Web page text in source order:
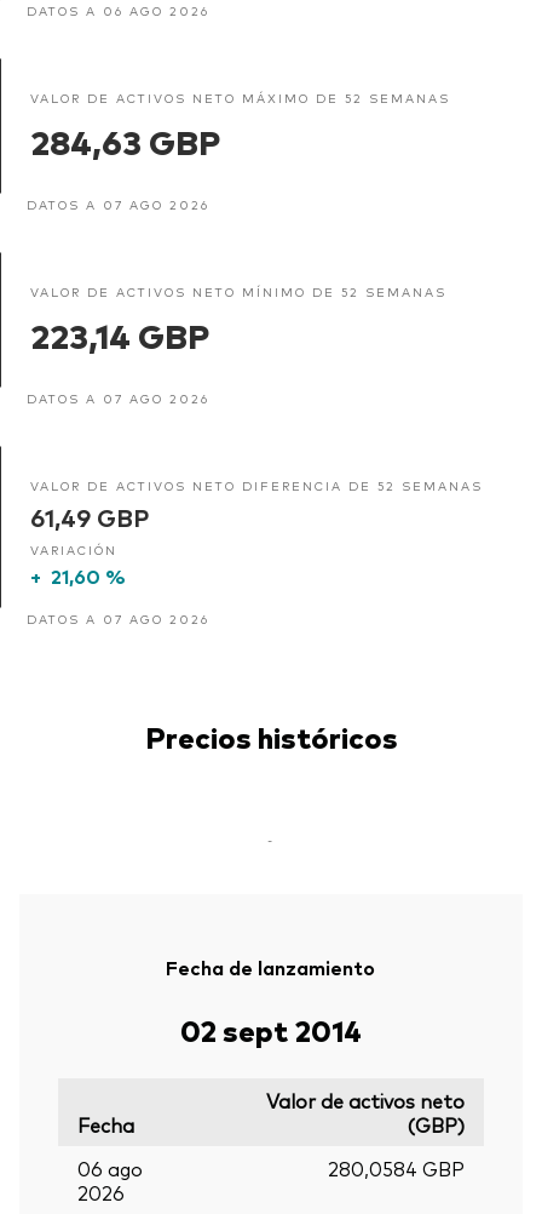
DATOS A 06 AGO 2026
VALOR DE ACTIVOS NETO MÁXIMO DE 52 SEMANAS
284,63 GBP
DATOS A 07 AGO 2026
VALOR DE ACTIVOS NETO MÍNIMO DE 52 SEMANAS
223,14 GBP
DATOS A 07 AGO 2026
VALOR DE ACTIVOS NETO DIFERENCIA DE 52 SEMANAS
61,49 GBP
VARIACIÓN
+ 21,60 %
DATOS A 07 AGO 2026
Precios históricos
-
Fecha de lanzamiento
02 sept 2014
Fecha
Valor de activos neto
(GBP)
06 ago
2026
280,0584 GBP